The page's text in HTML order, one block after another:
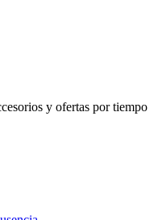
y ofertas por tiempo